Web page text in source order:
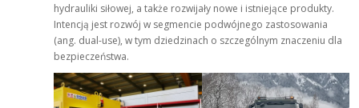
hydrauliki siłowej, a także rozwijały nowe i istniejące produkty.
Intencją jest rozwój w segmencie podwójnego zastosowania
(ang. dual-use), w tym dziedzinach o szczególnym znaczeniu dla
bezpieczeństwa.